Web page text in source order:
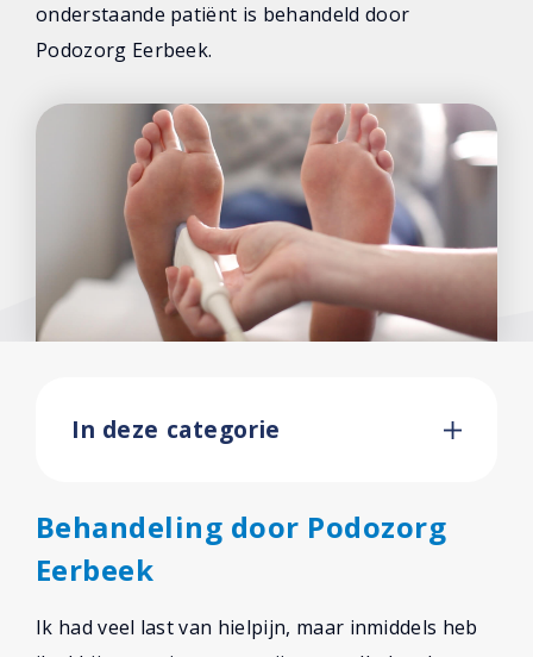
onderstaande patiënt is behandeld door
Podozorg Eerbeek.
In deze categorie
Behandeling door Podozorg
Eerbeek
Ik had veel last van hielpijn, maar inmiddels heb